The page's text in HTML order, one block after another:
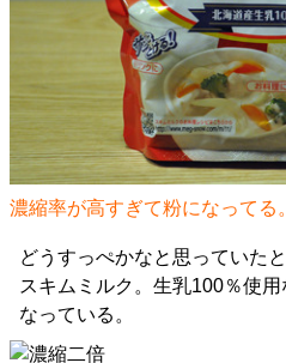
濃縮率が高すぎて粉になってる。
どうすっぺかなと思っていた
スキムミルク。生乳100％使
なっている。